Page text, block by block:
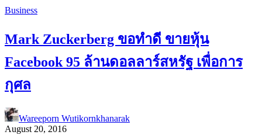
Business
Mark Zuckerberg ขอทำดี ขายหุ้น
Facebook 95 ล้านดอลลาร์สหรัฐ เพื่อการ
กุศล
Wareeporn Wutikornkhanarak
August 20, 2016